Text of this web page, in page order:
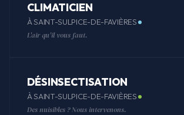
CLIMATICIEN
À SAINT-SULPICE-DE-FAVIÈRES
L'air qu'il vous faut.
DÉSINSECTISATION
À SAINT-SULPICE-DE-FAVIÈRES
Des nuisibles ? Nous intervenons.